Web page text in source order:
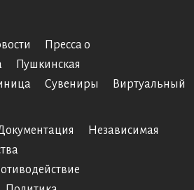
Пресса о
Пушкинская
Сувениры
Виртуальный
Независимая